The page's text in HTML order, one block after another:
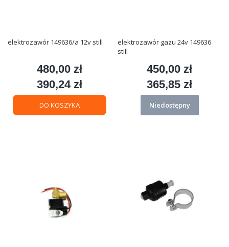
elektrozawór 149636/a 12v still
Cena
480,00 zł
Cena
390,24 zł
DO KOSZYKA
elektrozawór gazu 24v 149636
still
Cena
450,00 zł
Cena
365,85 zł
Niedostępny